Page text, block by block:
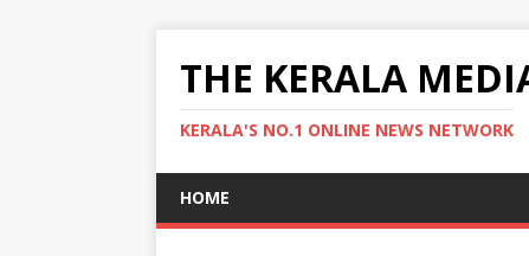
THE KERALA
KERALA'S NO.1 ONLINE NEWS NETWORK
HOME